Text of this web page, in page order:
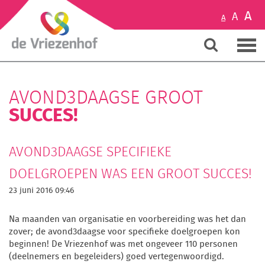
A A A
AVOND3DAAGSE GROOT
SUCCES!
AVOND3DAAGSE SPECIFIEKE
DOELGROEPEN WAS EEN GROOT SUCCES!
23 juni 2016 09:46
Na maanden van organisatie en voorbereiding was het dan
zover; de avond3daagse voor specifieke doelgroepen kon
beginnen! De Vriezenhof was met ongeveer 110 personen
(deelnemers en begeleiders) goed vertegenwoordigd.